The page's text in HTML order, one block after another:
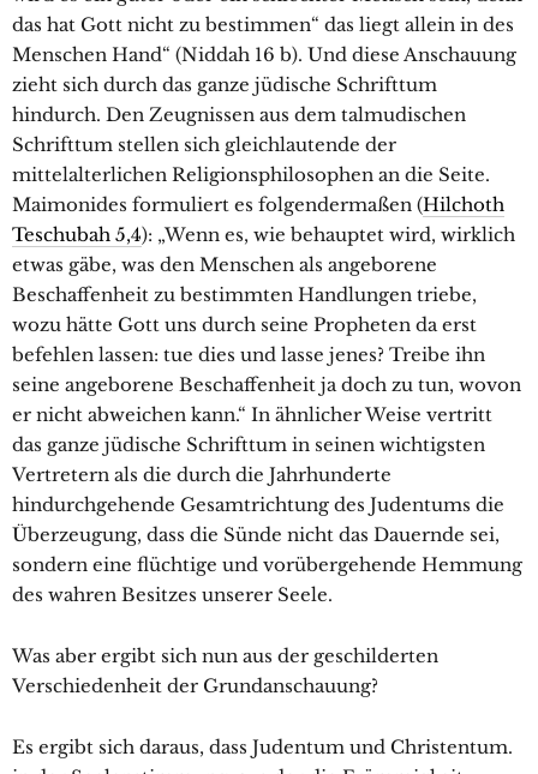
das hat Gott nicht zu bestimmen“ das liegt allein in des
Menschen Hand“ (Niddah 16 b). Und diese Anschauung
zieht sich durch das ganze jüdische Schrifttum
hindurch. Den Zeugnissen aus dem talmudischen
Schrifttum stellen sich gleichlautende der
mittelalterlichen Religionsphilosophen an die Seite.
Maimonides formuliert es folgendermaßen (Hilchoth
Teschubah 5,4): „Wenn es, wie behauptet wird, wirklich
etwas gäbe, was den Menschen als angeborene
Beschaffenheit zu bestimmten Handlungen triebe,
wozu hätte Gott uns durch seine Propheten da erst
befehlen lassen: tue dies und lasse jenes? Treibe ihn
seine angeborene Beschaffenheit ja doch zu tun, wovon
er nicht abweichen kann.“ In ähnlicher Weise vertritt
das ganze jüdische Schrifttum in seinen wichtigsten
Vertretern als die durch die Jahrhunderte
hindurchgehende Gesamtrichtung des Judentums die
Überzeugung, dass die Sünde nicht das Dauernde sei,
sondern eine flüchtige und vorübergehende Hemmung
des wahren Besitzes unserer Seele.
Was aber ergibt sich nun aus der geschilderten
Verschiedenheit der Grundanschauung?
Es ergibt sich daraus, dass Judentum und Christentum.